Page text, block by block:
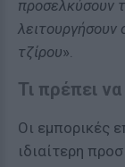
προσελκύσουν
λειτουργήσουν
τζίρου».
Τι πρέπει
Οι εμπορικές
ιδιαίτερη